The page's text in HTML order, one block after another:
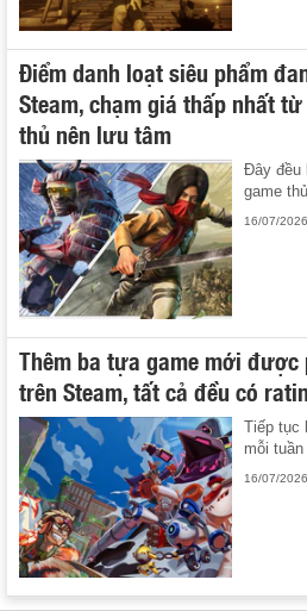
Điểm danh loạt siêu phẩm
Steam, chạm giá thấp nhất
thủ nên lưu tâm
Đây đều
game
16/07/2026
Thêm ba tựa game mới
trên Steam, tất cả đều có
Tiếp tục
mỗi
16/07/2026